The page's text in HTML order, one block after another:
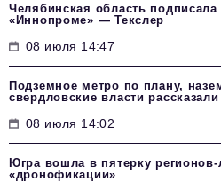
Челябинская область
«Иннопроме» — Текслер
08 июля 14:47
Подземное метро по плану,
свердловские власти
08 июля 14:02
Югра вошла в пятерку регионов-
«дронофикации»